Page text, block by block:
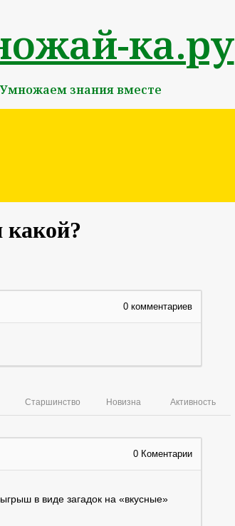
ка.ру
Умножаем знания вместе
какой?
0 комментариев
Активность
Новизна
Старшинство
0 Коментарии
в виде загадок на «вкусные»